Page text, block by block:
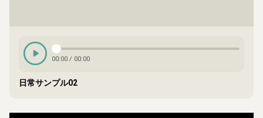
00:00 / 00:00
日常サンプル02